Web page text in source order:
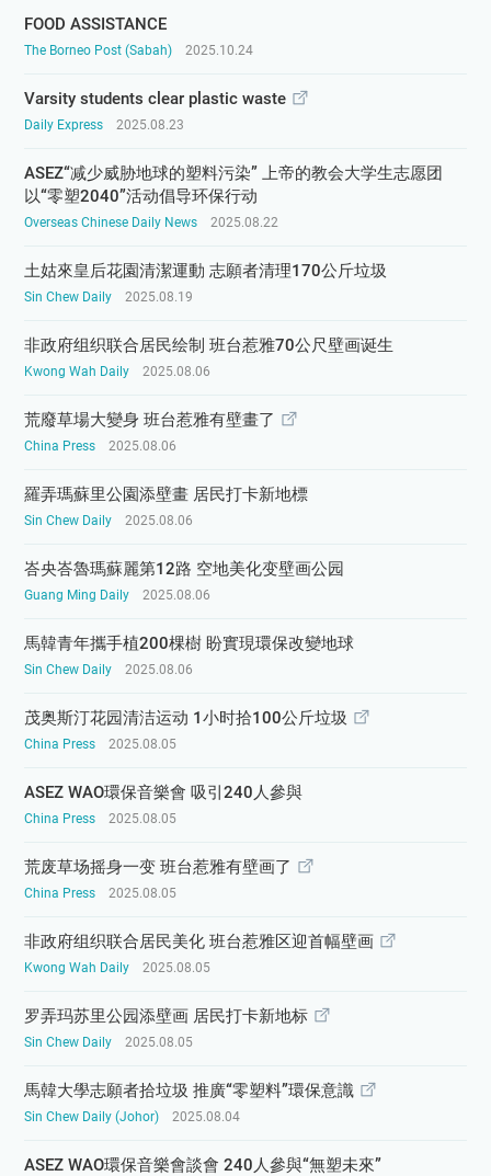
FOOD ASSISTANCE
The Borneo Post (Sabah) 2025.10.24
Varsity students clear plastic waste
Daily Express 2025.08.23
ASEZ“减少威胁地球的塑料污染” 上帝的教会大学生志愿团
以“零塑2040”活动倡导环保行动
Overseas Chinese Daily News 2025.08.22
土姑來皇后花園清潔運動 志願者清理170公斤垃圾
Sin Chew Daily 2025.08.19
非政府组织联合居民绘制 班台惹雅70公尺壁画诞生
Kwong Wah Daily 2025.08.06
荒廢草場大變身 班台惹雅有壁畫了
China Press 2025.08.06
羅弄瑪蘇里公園添壁畫 居民打卡新地標
Sin Chew Daily 2025.08.06
峇央峇魯瑪蘇麗第12路 空地美化变壁画公园
Guang Ming Daily 2025.08.06
馬韓青年攜手植200棵樹 盼實現環保改變地球
Sin Chew Daily 2025.08.06
茂奥斯汀花园清洁运动 1小时拾100公斤垃圾
China Press 2025.08.05
ASEZ WAO環保音樂會 吸引240人參與
China Press 2025.08.05
荒废草场摇身一变 班台惹雅有壁画了
China Press 2025.08.05
非政府组织联合居民美化 班台惹雅区迎首幅壁画
Kwong Wah Daily 2025.08.05
罗弄玛苏里公园添壁画 居民打卡新地标
Sin Chew Daily 2025.08.05
馬韓大學志願者拾垃圾 推廣“零塑料”環保意識
Sin Chew Daily (Johor) 2025.08.04
ASEZ WAO環保音樂會談會 240人參與“無塑未來”